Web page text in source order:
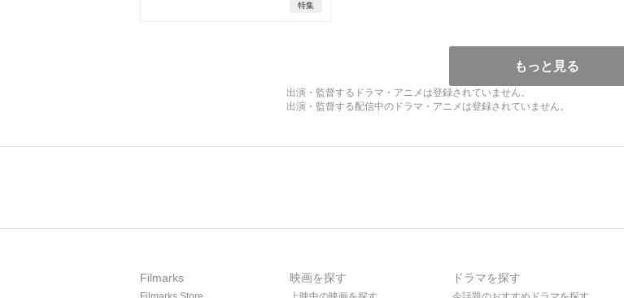
特集
もっと見る
出演・監督するドラマ・アニメは登録されていません。
出演・監督する配信中のドラマ・アニメは登録されていません。
Filmarks 映画を探す ドラマを探す